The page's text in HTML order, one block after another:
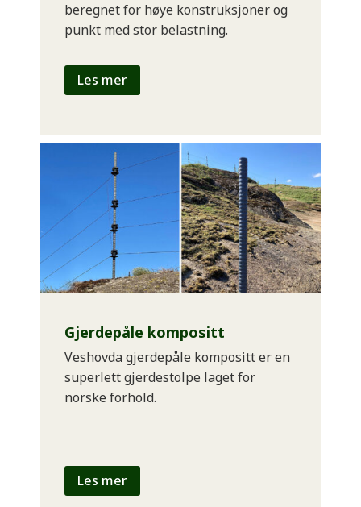
beregnet for høye konstruksjoner og
punkt med stor belastning.
Les mer
Gjerdepåle kompositt
Veshovda gjerdepåle kompositt er en
superlett gjerdestolpe laget for
norske forhold.
Les mer